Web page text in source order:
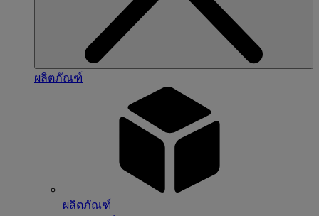
ผลิตภัณฑ์
ผลิตภัณฑ์